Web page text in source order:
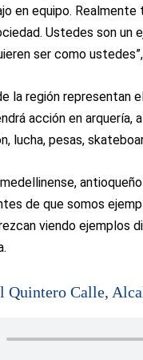
en equipo.
Ustedes son un
ser como
la región representan
acción en arquería,
lucha, pesas,
de que somos
viendo ejemplos
Quintero Calle,